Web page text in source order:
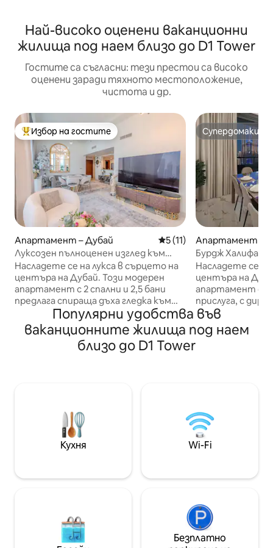
Най-високо оценени ваканционни
жилища под наем близо до D1 Tower
Гостите са съгласни: тези престои са високо
оценени заради тяхното местоположение,
чистота и др.
Най-популярен избор на гостите
Избор на гостите
Апартамент – Дубай Средна оценка: 5 от 5,
5 (11)
Луксозен пълноценен изглед към
Бурдж Халифа | 2 спални Burj Vista
Насладете се на лукса в сърцето на
центъра на Дубай. Този модерен
апартамент с 2 спални и 2,5 бани
предлага спираща дъха гледка към
Бурдж Халифа, стилен интериор и
прозорци от пода до тавана.
Разходете се до търговския център
Dubai Mall и фонтана с метрото,
пътуващи по работа, които
търсят чисто и елегантно място
за престой на най-емблематичното
място в града. Ежедневното
включено в престоя ви.
Супердомакин
Супердомакин
Апартамент –
Бурдж Халифа +
Signature |Vista
Насладете се
центъра на
апартамент с 3
прислуга, с
Бурдж Халифа и
балкон с
резиденция,
от Dubai Mall и
също така
басейн, фитнес
охрана. Може да
Популярни удобства във
ваканционните жилища под наем
близо до D1 Tower
Кухня Wi-Fi
Безплатно